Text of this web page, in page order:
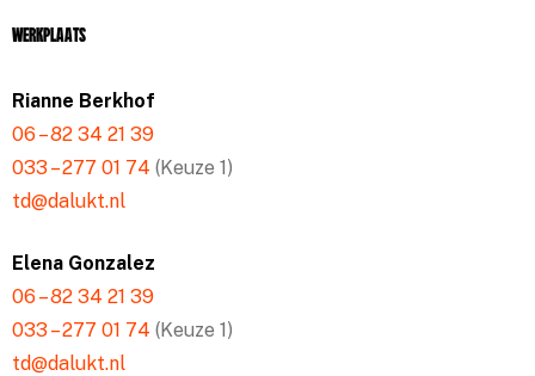
Werkplaats
Rianne Berkhof
06 – 82 34 21 39
033 – 277 01 74 (Keuze 1)
td@dalukt.nl
Elena Gonzalez
06 – 82 34 21 39
033 – 277 01 74 (Keuze 1)
td@dalukt.nl